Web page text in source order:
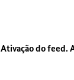
Ativação do feed.